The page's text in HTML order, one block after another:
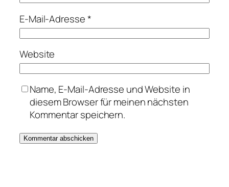
E-Mail-Adresse*
Website
Name, E-Mail-Adresse und Website in
diesem Browser für meinen nächsten
Kommentar speichern.